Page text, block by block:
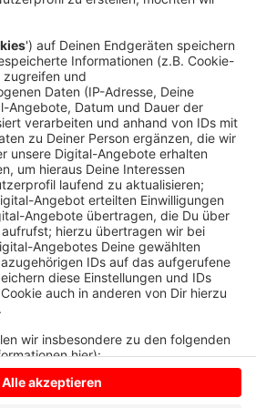
punktuell die Tempokontrollen
hat sie dabei Unfall-
gefährdete Bereiche
in Wohngebieten oder vor
Aktion läuft die